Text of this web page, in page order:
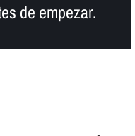
de empezar.